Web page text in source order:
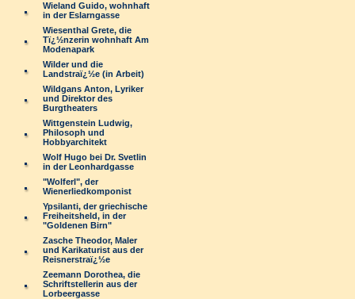
Wieland Guido, wohnhaft
in der Eslarngasse
Wiesenthal Grete, die
Tï¿½nzerin wohnhaft Am
Modenapark
Wilder und die
Landstraï¿½e (in Arbeit)
Wildgans Anton, Lyriker
und Direktor des
Burgtheaters
Wittgenstein Ludwig,
Philosoph und
Hobbyarchitekt
Wolf Hugo bei Dr. Svetlin
in der Leonhardgasse
"Wolferl", der
Wienerliedkomponist
Ypsilanti, der griechische
Freiheitsheld, in der
"Goldenen Birn"
Zasche Theodor, Maler
und Karikaturist aus der
Reisnerstraï¿½e
Zeemann Dorothea, die
Schriftstellerin aus der
Lorbeergasse